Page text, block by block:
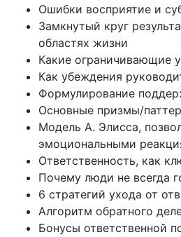
Ошибки восприятие и
Замкнутый круг
областях жизни
Какие ограничивающие
Как убеждения
Формулирование
Основные призмы/
Модель А. Элисса,
эмоциональными
Ответственность, как
Почему люди не всегда
6 стратегий ухода от
Алгоритм обратного
Бонусы ответственной